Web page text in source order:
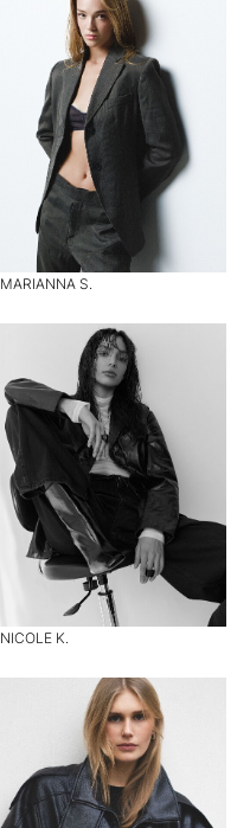
MARIANNA S.
NICOLE K.